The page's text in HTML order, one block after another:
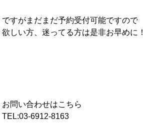
ですがまだまだ予約受付可能ですので
欲しい方、迷ってる方は是非お早めに！
お問い合わせはこちら
TEL:03-6912-8163